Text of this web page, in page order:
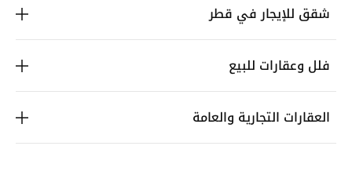
شقق للإيجار في قطر
فلل وعقارات للبيع
العقارات التجارية والعامة